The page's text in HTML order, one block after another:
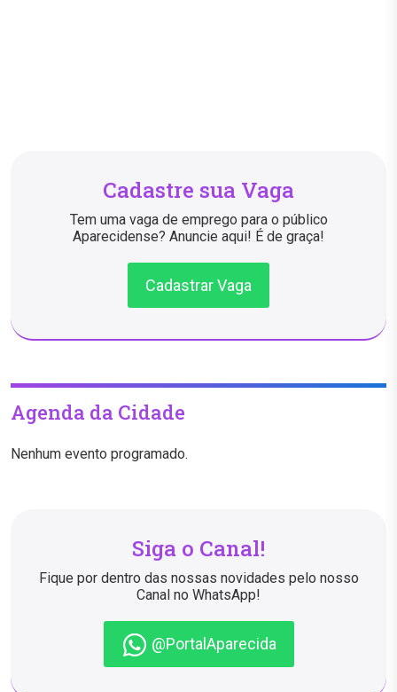
Cadastre sua Vaga
Tem uma vaga de emprego para o público
Aparecidense? Anuncie aqui! É de graça!
Cadastrar Vaga
Agenda da Cidade
Nenhum evento programado.
Siga o Canal!
Fique por dentro das nossas novidades pelo nosso
Canal no WhatsApp!
@PortalAparecida